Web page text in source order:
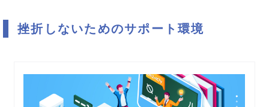
挫折しないためのサポート環境